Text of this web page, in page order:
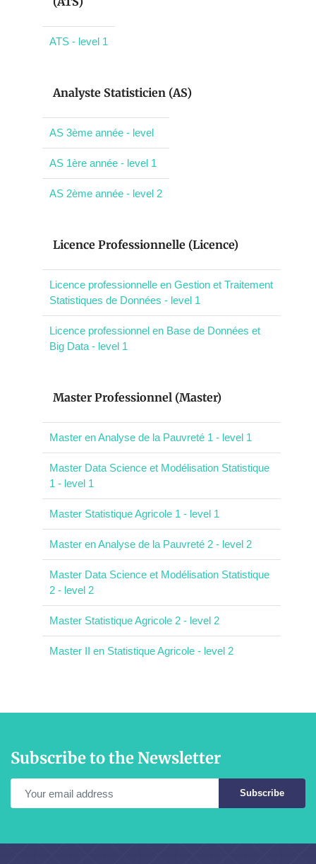
ATS - level 1
Analyste Statisticien (AS)
AS 3ème année - level
AS 1ère année - level 1
AS 2ème année - level 2
Licence Professionnelle (Licence)
Licence professionnelle en Gestion et Traitement
Statistiques de Données - level 1
Licence professionnel en Base de Données et
Big Data - level 1
Master Professionnel (Master)
Master en Analyse de la Pauvreté 1 - level 1
Master Data Science et Modélisation Statistique
1 - level 1
Master Statistique Agricole 1 - level 1
Master en Analyse de la Pauvreté 2 - level 2
Master Data Science et Modélisation Statistique
2 - level 2
Master Statistique Agricole 2 - level 2
Master II en Statistique Agricole - level 2
Subscribe to the Newsletter
Subscribe